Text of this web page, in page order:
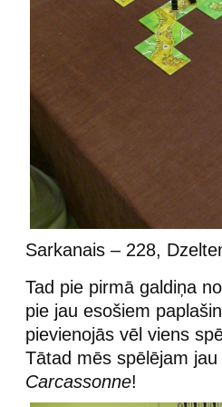
Sarkanais – 228,
Tad pie pirmā galdiņa
pie jau esošiem
pievienojās vēl viens
Tātad mēs spēlējam
Carcassonne!